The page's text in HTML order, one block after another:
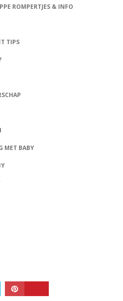
ROMPERTJES & INFO
TIPS
MET BABY
VOORWAARDEN